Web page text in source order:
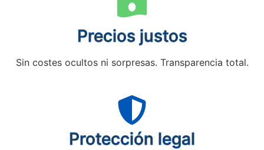
Precios justos
Sin costes ocultos ni sorpresas. Transparencia total.
Protección legal